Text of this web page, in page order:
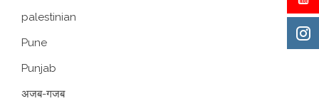
palestinian
Pune
Punjab
अजब-गजब